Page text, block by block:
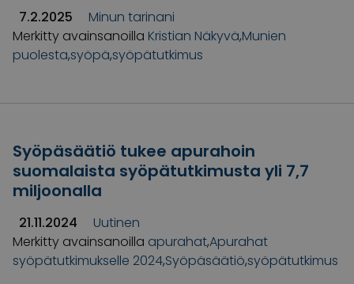
7.2.2025
Minun tarinani
Merkitty avainsanoilla Kristian Näkyvä,Munien
puolesta,syöpä,syöpätutkimus
Syöpäsäätiö tukee apurahoin
suomalaista syöpätutkimusta yli 7,7
miljoonalla
21.11.2024
Uutinen
Merkitty avainsanoilla apurahat,Apurahat
syöpätutkimukselle 2024,Syöpäsäätiö,syöpätutkimus